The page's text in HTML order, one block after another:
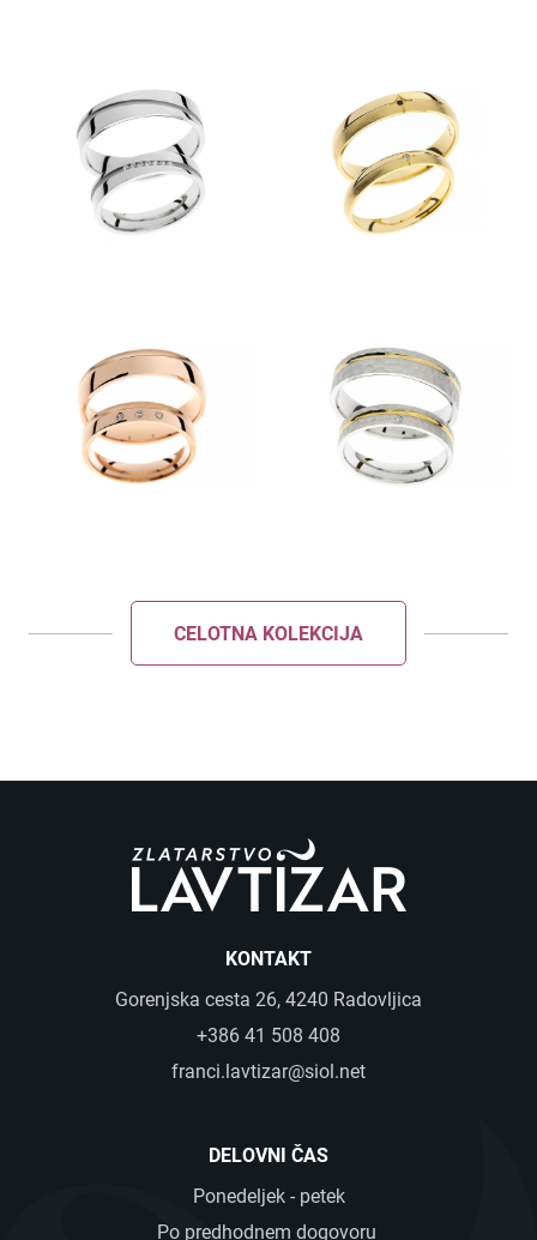
POŠLJI ZAPRI
CELOTNA KOLEKCIJA
KONTAKT
Gorenjska cesta 26, 4240 Radovljica
+386 41 508 408
franci.lavtizar@siol.net
DELOVNI ČAS
Ponedeljek - petek
Po predhodnem dogovoru